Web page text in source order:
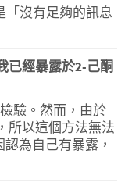
「沒有足夠的訊息
已經暴露於2-己酮
驗。然而，由於
所以這個方法無法
為自己有暴露，